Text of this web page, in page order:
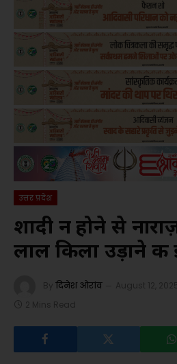
उत्तर प्रदेश
शादी न होने से
लाल किला उड़ाने
By दिनेश ओरांव August 12, 2025
2 Mins Read